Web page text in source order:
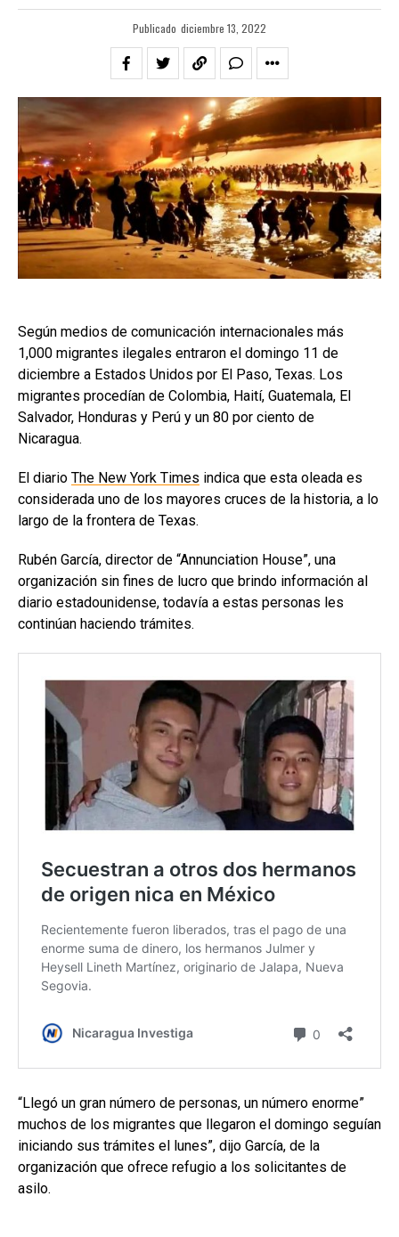
Publicado diciembre 13, 2022
Según medios de comunicación internacionales más
1,000 migrantes ilegales entraron el domingo 11 de
diciembre a Estados Unidos por El Paso, Texas. Los
migrantes procedían de Colombia, Haití, Guatemala, El
Salvador, Honduras y Perú y un 80 por ciento de
Nicaragua.
El diario The New York Times indica que esta oleada es
considerada uno de los mayores cruces de la historia, a lo
largo de la frontera de Texas.
Rubén García, director de “Annunciation House”, una
organización sin fines de lucro que brindo información al
diario estadounidense, todavía a estas personas les
continúan haciendo trámites.
“Llegó un gran número de personas, un número enorme”
muchos de los migrantes que llegaron el domingo seguían
iniciando sus trámites el lunes”, dijo García, de la
organización que ofrece refugio a los solicitantes de
asilo.